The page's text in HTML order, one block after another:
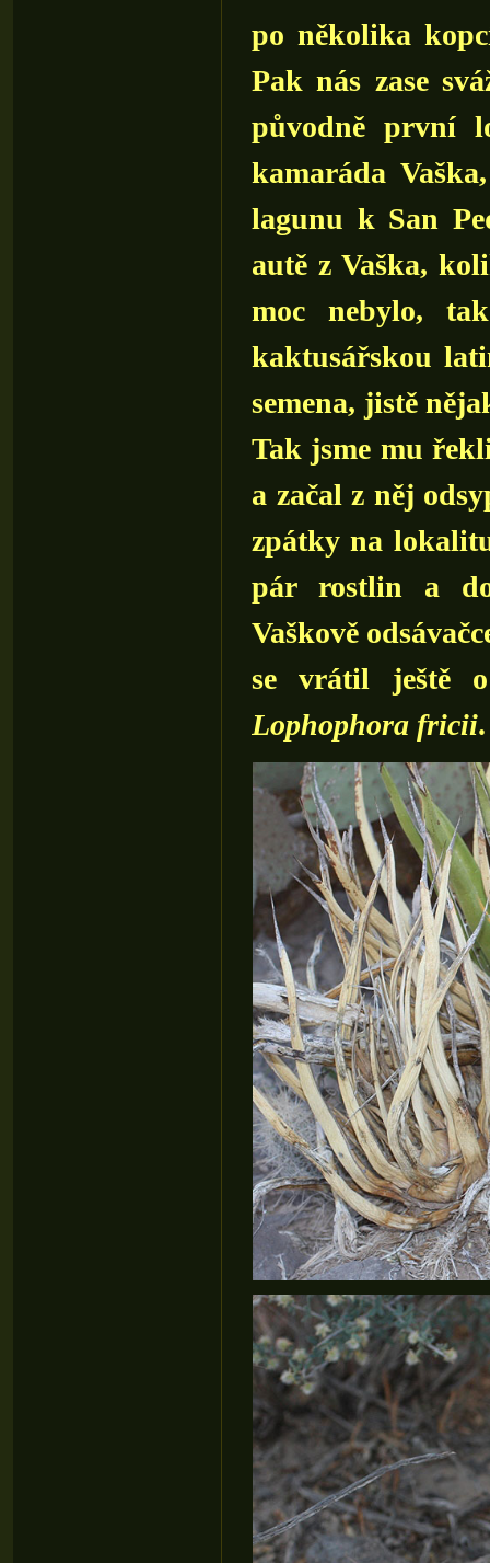
po několika
Pak nás zase
původně první
kamaráda
lagunu k San
autě z Vaška,
moc nebylo,
kaktusářskou
semena, jistě
Tak jsme mu
a začal z něj
zpátky na
pár rostlin a
Vaškově
se vrátil ještě
Lophophora fricii.